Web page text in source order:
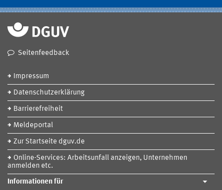
Seitenfeedback
Impressum
Datenschutzerklärung
Barrierefreiheit
Meldeportal
Zur Startseite dguv.de
Online-Services: Arbeitsunfall anzeigen, Unternehmen
anmelden etc.
Informationen für